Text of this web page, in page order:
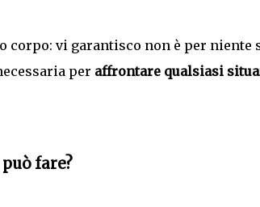
corpo: vi garantisco non è per niente
per affrontare qualsiasi
fare?